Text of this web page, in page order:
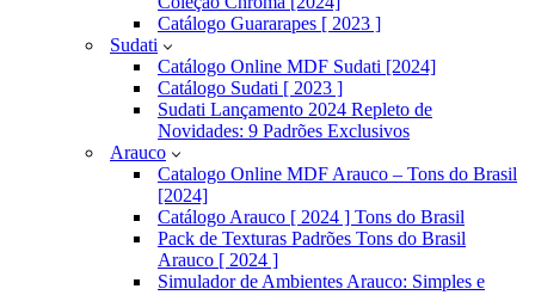
Catálogo Guararapes [ 2023 ]
Sudati
Catálogo Online MDF Sudati [2024]
Catálogo Sudati [ 2023 ]
Sudati Lançamento 2024 Repleto de
Novidades: 9 Padrões Exclusivos
Arauco
Catalogo Online MDF Arauco – Tons do Brasil
[2024]
Catálogo Arauco [ 2024 ] Tons do Brasil
Pack de Texturas Padrões Tons do Brasil
Arauco [ 2024 ]
Simulador de Ambientes Arauco: Simples e